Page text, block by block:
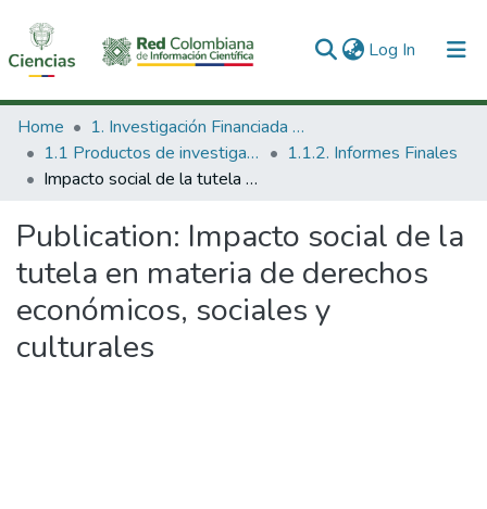
Log In (current)
Communities & Collections
All of DSpace
Home
1. Investigación Financiada con Recursos Públicos
1.1 Productos de investigación
1.1.2. Informes Finales
Impacto social de la tutela en materia de derechos económicos, sociales y culturales
Publication: Impacto social de la
tutela en materia de derechos
económicos, sociales y
culturales